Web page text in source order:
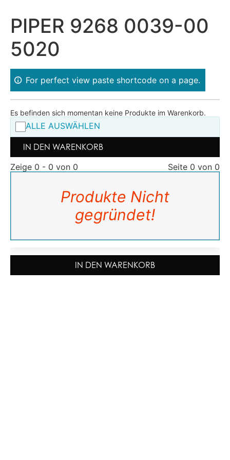
PIPER 9268 0039-00
5020
For perfect view paste shortcode on a page.
Es befinden sich momentan keine Produkte im Warenkorb.
ALLE AUSWÄHLEN
IN DEN WARENKORB
Zeige 0 - 0 von 0
Seite 0 von 0
Produkte Nicht
gegründet!
IN DEN WARENKORB